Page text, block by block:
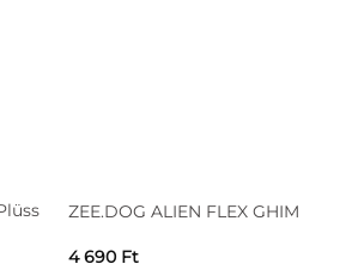
ZEE.DOG ALIEN FLEX GHIM
4 690 Ft